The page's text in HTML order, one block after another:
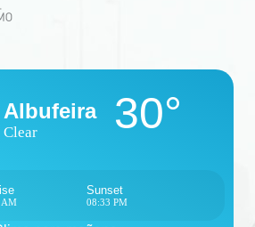
Albufeira
Clear 30°
AM
Sunset
08:33 PM